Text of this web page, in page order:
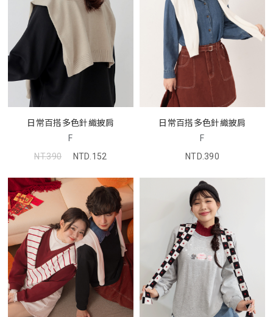
日常百搭多色針織披肩
F
NT.390
NTD.152
日常百搭多色針織披肩
F
NTD.390